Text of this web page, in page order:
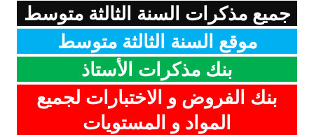
جميع مذكرات السنة الثالثة متوسط
موقع السنة الثالثة متوسط
بنك مذكرات الأستاذ
بنك الفروض و الاختبارات لجميع
المواد و المستويات